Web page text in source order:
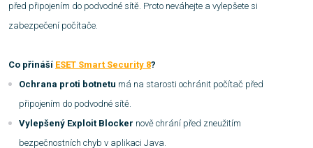
před připojením do podvodné sítě. Proto neváhejte a vylepšete si
zabezpečení počítače.
Co přináší ESET Smart Security 8?
Ochrana proti botnetu má na starosti ochránit počítač před
připojením do podvodné sítě.
Vylepšený Exploit Blocker nově chrání před zneužitím
bezpečnostních chyb v aplikaci Java.